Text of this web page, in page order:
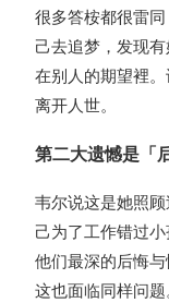
很多答桉都很雷
己去追梦，发现
在别人的期望裡
离开人世。
第二大遗憾是「
韦尔说这是她照
己为了工作错过
他们最深的后悔
这也面临同样问题